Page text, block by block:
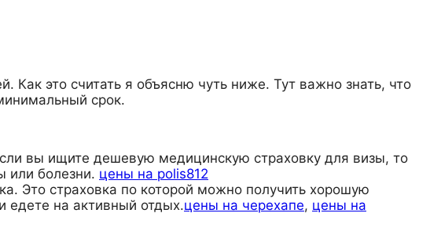
это считать я объясню чуть ниже. Тут важно знать, что
срок.
вы ищите дешевую медицинскую страховку для визы, то
или болезни. цены на polis812
Это страховка по которой можно получить хорошую
на активный отдых.цены на черехапе, цены на